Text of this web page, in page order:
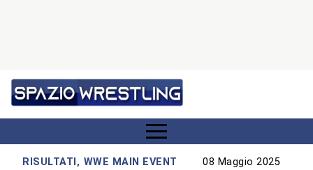
RISULTATI, WWE MAIN EVENT 08 Maggio 2025